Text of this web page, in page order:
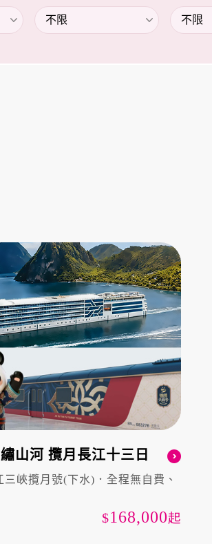
山河 攬月長江十三日
峽攬月號(下水)．全程無自費、
168,000起